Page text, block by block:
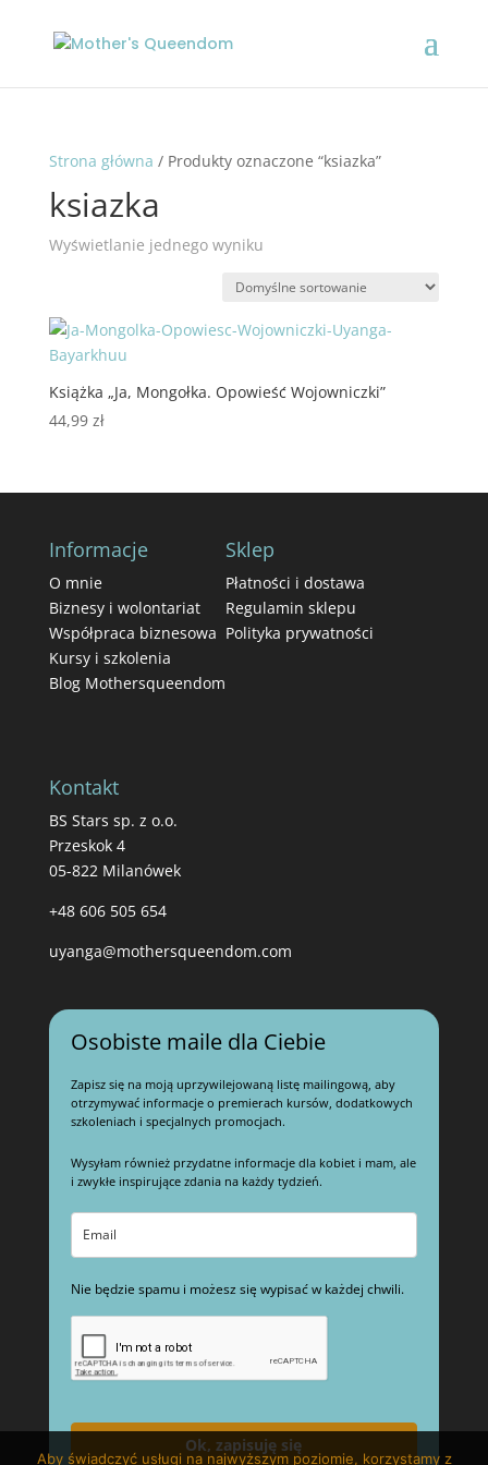
Strona główna / Produkty oznaczone “ksiazka”
ksiazka
Wyświetlanie jednego wyniku
Książka „Ja, Mongołka. Opowieść Wojowniczki”
44,99 zł
Informacje
O mnie
Biznesy i wolontariat
Współpraca biznesowa
Kursy i szkolenia
Blog Mothersqueendom
Sklep
Płatności i dostawa
Regulamin sklepu
Polityka prywatności
Kontakt
BS Stars sp. z o.o.
Przeskok 4
05-822 Milanówek
+48 606 505 654
uyanga@mothersqueendom.com
Osobiste maile dla Ciebie
Zapisz się na moją uprzywilejowaną listę mailingową, aby
otrzymywać informacje o premierach kursów, dodatkowych
szkoleniach i specjalnych promocjach.
Wysyłam również przydatne informacje dla kobiet i mam, ale
i zwykłe inspirujące zdania na każdy tydzień.
Nie będzie spamu i możesz się wypisać w każdej chwili.
Ok, zapisuję się
Aby świadczyć usługi na najwyższym poziomie, korzystamy z